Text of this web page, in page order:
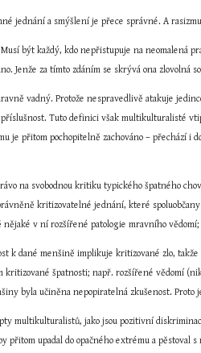
jednání a smýšlení je přece správné. A
být každý, kdo nepřistupuje na neomalená
Jenže za tímto zdáním se skrývá ona zlovolná
vadný. Protože nespravedlivě atakuje
Tuto definici však multikulturalisté
je přitom pochopitelně zachováno – přechází
na svobodnou kritiku typického špatného
kritizovatelné jednání, které
v ní rozšířené patologie mravního
k dané menšině implikuje kritizované zlo,
kritizované špatnosti; např. rozšířené vědomí
byla učiněna nepopiratelná zkušenost.
multikulturalistů, jako jsou pozitivní
přitom upadal do opačného extrému a